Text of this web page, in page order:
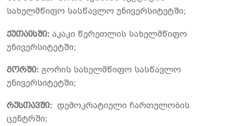
სახელმწიფო სასწავლო უნივერსიტეტში;
ქუთაისში:აკაკი წერეთლის სახელმწიფო
უნივერსიტეტში;
გორში: გორის სახელმწიფო სასწავლო
უნივერსიტეტში;
რუსთავში:დემოკრატიული ჩართულობის
ცენტრში;